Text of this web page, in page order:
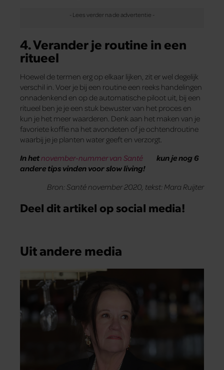
4. Verander je routine in een
ritueel
Hoewel de termen erg op elkaar lijken, zit er wel degelijk
verschil in. Voer je bij een routine een reeks handelingen
onnadenkend en op de automatische piloot uit, bij een
ritueel ben je je een stuk bewuster van het proces en
kun je het meer waarderen. Denk aan het maken van je
favoriete koffie na het avondeten of je ochtendroutine
waarbij je je planten water geeft en verzorgt.
In hetnovember-nummer van Santé
kun je nog 6
andere tips vinden voor slow living!
Bron: Santé november 2020, tekst: Mara Ruijter
Deel dit artikel op social media!
Uit andere media